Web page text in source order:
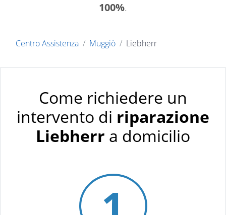
100%.
Centro Assistenza Muggiò Liebherr
Come richiedere un
intervento di riparazione
Liebherr a domicilio